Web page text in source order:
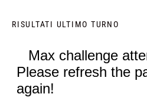
RISULTATI ULTIMO TURNO